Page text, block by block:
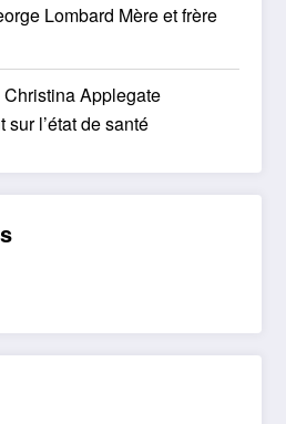
Lombard Mère et frère
Applegate
l’état de santé